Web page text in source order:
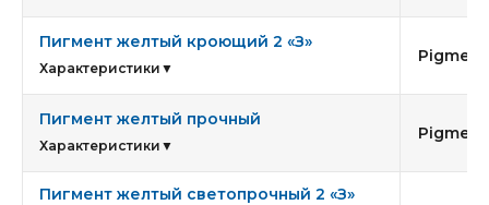
Пигмент желтый кроющий 2 «З»
Характеристики ▼
Пигмент желтый прочный
Характеристики ▼
Пигмент желтый светопрочный 2 «З»